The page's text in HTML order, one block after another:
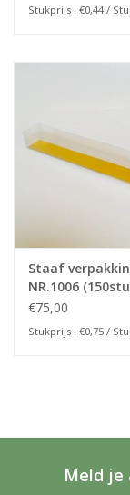
Stukprijs : €0,44 /
Staaf
NR.1006
€75,00
Stukprijs : €0,75 /
Meld je